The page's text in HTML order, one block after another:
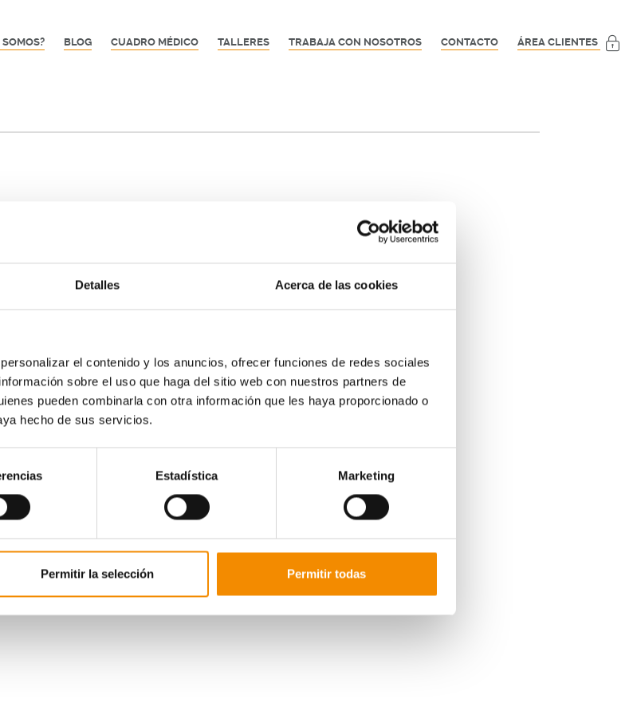
Detalles Acerca de las cookies
el contenido y los anuncios, ofrecer funciones de redes sociales
sobre el uso que haga del sitio web con nuestros partners de
pueden combinarla con otra información que les haya proporcionado o
hecho de sus servicios.
Estadística Marketing
Permitir la selección Permitir todas
BLOG CUADRO MÉDICO TALLERES TRABAJA CON NOSOTROS CONTACTO ÁREA CLIENTES
Por delante de todos ellos,Edison StibenyMª José Cano que se han proclamado vencedores de
la cita.Stibense ha adjudicado su segunda victoria consecutiva en este Circuito tras acabar la
prueba en un tiempo de
17:49. Así, el atleta del CD Metaesport ha logrado imponerse a
MaataouiyAlberto Romero, que han detenido el crono en17:53y17:54, respectivamente.
un tiempo de21:03. Con éste ya son cuatro sus triunfos en esta edición del Circuito. Por detrás de
femenino.
con la colaboración de la Hermandad del Santísimo Cristo del Salvador, es, junto con la Volta a Peu
y la carrera popular Galápagos, una de las pruebas más veteranas de este Circuito que regresará el
Peu de les Falles/C.A. Runners de l’horta.
Seguros, la entidad de referencia en la expansión del atletismo popular.
.